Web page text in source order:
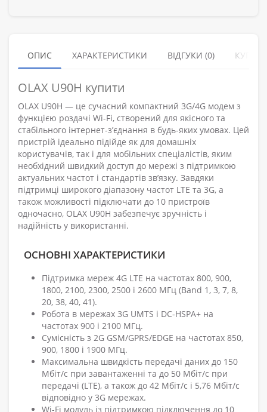
ОПИС ХАРАКТЕРИСТИКИ ВІДГУКИ (0)
OLAX U90H купити
OLAX U90H — це сучасний компактний 3G/4G модем з
функцією роздачі Wi-Fi, створений для якісного та
стабільного інтернет-з’єднання в будь-яких умовах. Цей
пристрій ідеально підійде як для домашніх
користувачів, так і для мобільних спеціалістів, яким
необхідний швидкий доступ до мережі з підтримкою
актуальних частот і стандартів зв’язку. Завдяки
підтримці широкого діапазону частот LTE та 3G, а
також можливості підключати до 10 пристроїв
одночасно, OLAX U90H забезпечує зручність і
надійність у використанні.
ОСНОВНІ ХАРАКТЕРИСТИКИ
Підтримка мереж 4G LTE на частотах 800, 900,
1800, 2100, 2300, 2500 і 2600 МГц (Band 1, 3, 7, 8,
20, 38, 40, 41).
Робота в мережах 3G UMTS і DC-HSPA+ на
частотах 900 і 2100 МГц.
Сумісність з 2G GSM/GPRS/EDGE на частотах 850,
900, 1800 і 1900 МГц.
Максимальна швидкість передачі даних до 150
Мбіт/с при завантаженні та до 50 Мбіт/с при
передачі (LTE), а також до 42 Мбіт/с і 5,76 Мбіт/с
відповідно у 3G мережах.
Wi-Fi модуль із підтримкою підключення до 10